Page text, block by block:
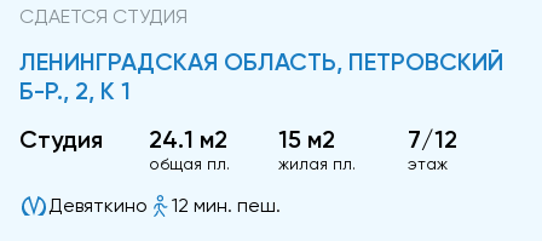
СДАЕТСЯ СТУДИЯ
ЛЕНИНГРАДСКАЯ ОБЛАСТЬ, ПЕТРОВСКИЙ
Б-Р., 2, К 1
Студия
24.1 м2
общая пл.
15 м2
жилая пл.
7/12
этаж
Девяткино 12 мин. пеш.